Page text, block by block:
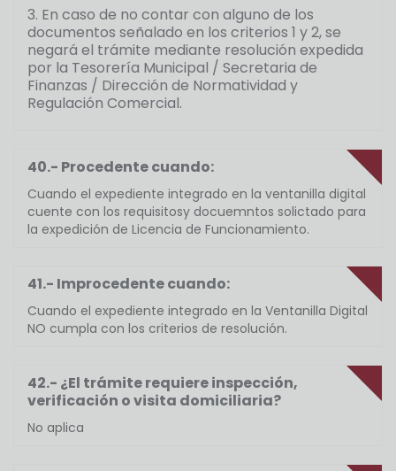
3. En caso de no contar con alguno de los
documentos señalado en los criterios 1 y 2, se
negará el trámite mediante resolución expedida
por la Tesorería Municipal / Secretaria de
Finanzas / Dirección de Normatividad y
Regulación Comercial.
40.- Procedente cuando:
Cuando el expediente integrado en la ventanilla digital
cuente con los requisitosy docuemntos solictado para
la expedición de Licencia de Funcionamiento.
41.- Improcedente cuando:
Cuando el expediente integrado en la Ventanilla Digital
NO cumpla con los criterios de resolución.
42.- ¿El trámite requiere inspección,
verificación o visita domiciliaria?
No aplica